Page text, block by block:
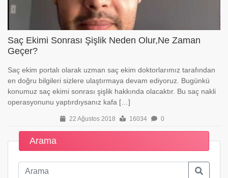
Saç Ekimi Sonrası Şişlik Neden Olur,Ne Zaman
Geçer?
Saç ekim portalı olarak uzman saç ekim doktorlarımız tarafından
en doğru bilgileri sizlere ulaştırmaya devam ediyoruz. Bugünkü
konumuz saç ekimi sonrası şişlik hakkında olacaktır. Bu saç nakli
operasyonunu yaptırdıysanız kafa […]
22 Ağustos 2018 16034 0
Arama